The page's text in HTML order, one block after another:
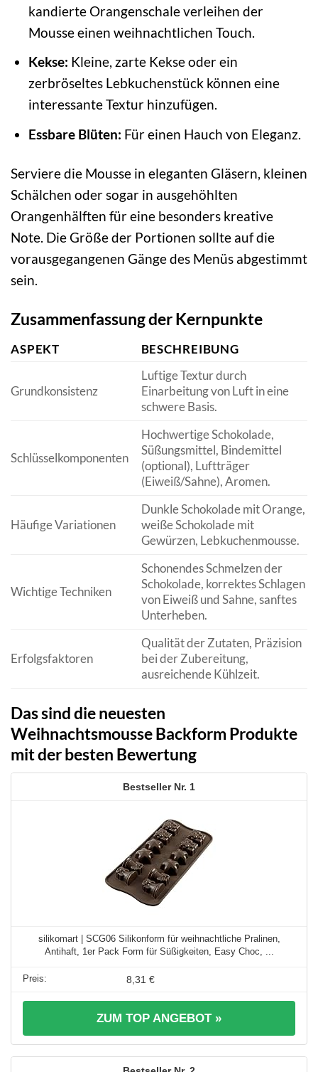
kandierte Orangenschale verleihen der
Mousse einen weihnachtlichen Touch.
Kekse: Kleine, zarte Kekse oder ein
zerbröseltes Lebkuchenstück können eine
interessante Textur hinzufügen.
Essbare Blüten: Für einen Hauch von Eleganz.
Serviere die Mousse in eleganten Gläsern, kleinen
Schälchen oder sogar in ausgehöhlten
Orangenhälften für eine besonders kreative
Note. Die Größe der Portionen sollte auf die
vorausgegangenen Gänge des Menüs abgestimmt
sein.
Zusammenfassung der Kernpunkte
ASPEKT BESCHREIBUNG
Grundkonsistenz
Luftige Textur durch
Einarbeitung von Luft in eine
schwere Basis.
Schlüsselkomponenten
Hochwertige Schokolade,
Süßungsmittel, Bindemittel
(optional), Luftträger
(Eiweiß/Sahne), Aromen.
Häufige Variationen
Dunkle Schokolade mit Orange,
weiße Schokolade mit
Gewürzen, Lebkuchenmousse.
Wichtige Techniken
Schonendes Schmelzen der
Schokolade, korrektes Schlagen
von Eiweiß und Sahne, sanftes
Unterheben.
Erfolgsfaktoren
Qualität der Zutaten, Präzision
bei der Zubereitung,
ausreichende Kühlzeit.
Das sind die neuesten
Weihnachtsmousse Backform Produkte
mit der besten Bewertung
1
silikomart | SCG06 Silikonform für weihnachtliche Pralinen,
Antihaft, 1er Pack Form für Süßigkeiten, Easy Choc, ...
8,31 €
ZUM TOP ANGEBOT »